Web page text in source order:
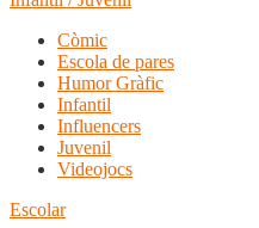
Còmic
Escola de pares
Humor Gràfic
Infantil
Influencers
Juvenil
Videojocs
Escolar